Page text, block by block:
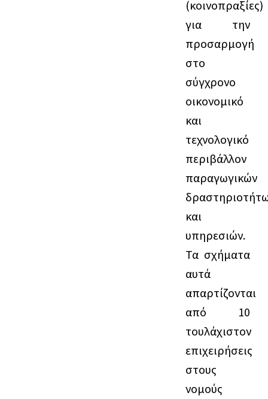
(κοινοπραξίες)
για την
προσαρμογή
στο
σύγχρονο
οικονομικό
και
τεχνολογικό
περιβάλλον
παραγωγικών
και
υπηρεσιών.
Τα σχήματα
αυτά
απαρτίζονται
από 10
τουλάχιστον
επιχειρήσεις
στους
νομούς